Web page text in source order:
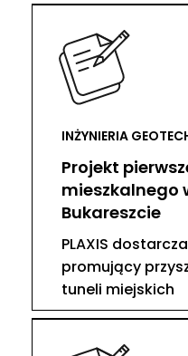
INŻYNIERIA
Projekt
mieszkalnego
Bukareszcie
PLAXIS
promujący
tuneli miejskich